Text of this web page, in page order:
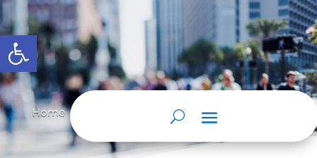
Abrir barra de herramientas
Home 9 9 Matrimonio Civil